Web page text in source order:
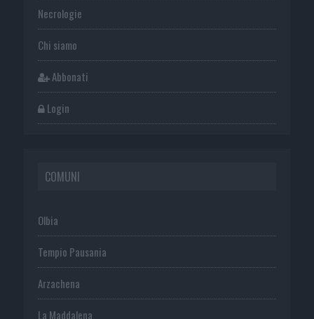
Necrologie
Chi siamo
Abbonati
Login
COMUNI
Olbia
Tempio Pausania
Arzachena
La Maddalena